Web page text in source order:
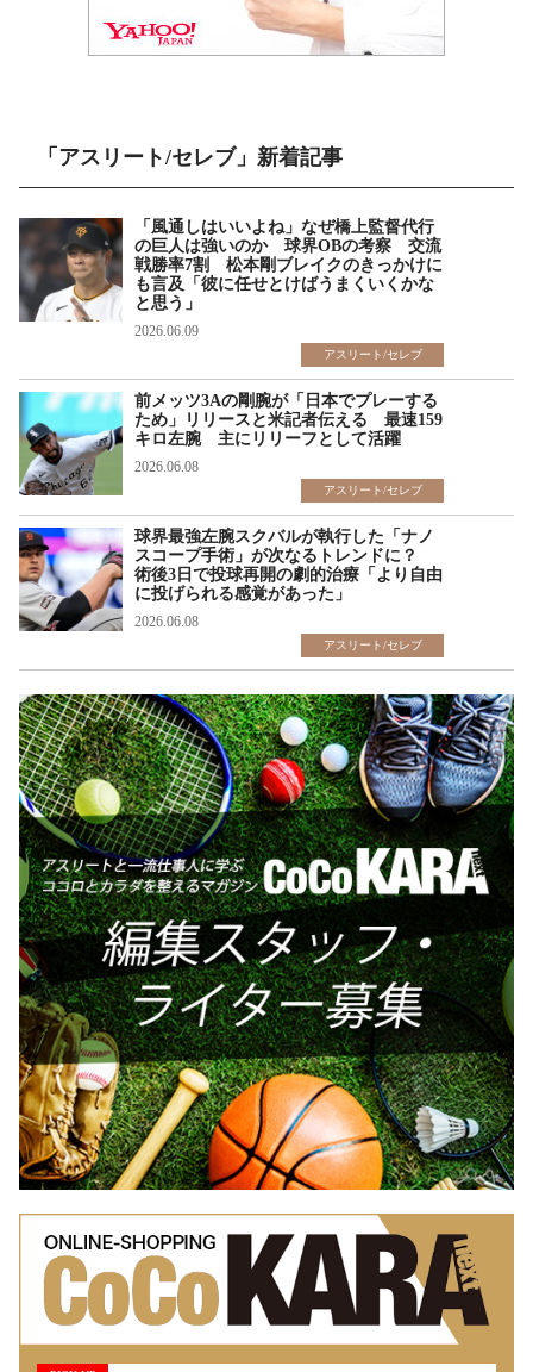
「アスリート/セレブ」新着記事
「風通しはいいよね」なぜ橋上監督代行
の巨人は強いのか 球界OBの考察 交流
戦勝率7割 松本剛ブレイクのきっかけに
も言及「彼に任せとけばうまくいくかな
と思う」
2026.06.09
アスリート/セレブ
前メッツ3Aの剛腕が「日本でプレーする
ため」リリースと米記者伝える 最速159
キロ左腕 主にリリーフとして活躍
2026.06.08
アスリート/セレブ
球界最強左腕スクバルが執行した「ナノ
スコープ手術」が次なるトレンドに？
術後3日で投球再開の劇的治療「より自由
に投げられる感覚があった」
2026.06.08
アスリート/セレブ